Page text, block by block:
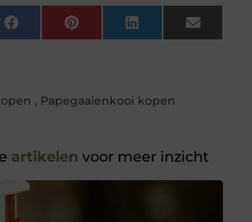
FacebookPinterestLinkedInEmail
, Papegaaienkooi kopen
artikelen voor meer inzicht